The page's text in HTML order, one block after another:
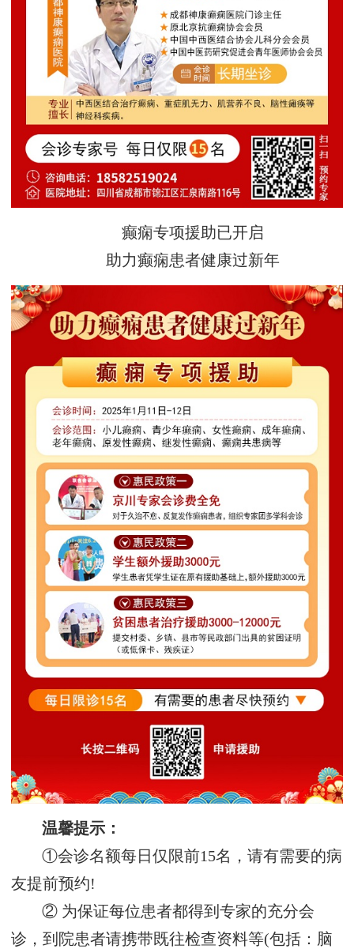
癫痫专项援助已开启
助力癫痫患者健康过新年
温馨提示：
①会诊名额每日仅限前15名，请有需要的病
友提前预约!
② 为保证每位患者都得到专家的充分会
诊，到院患者请携带既往检查资料等(包括：脑